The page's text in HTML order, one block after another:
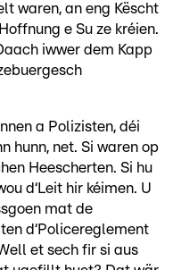
waren, an eng Këscht
e Su ze kréien.
iwwer dem Kapp
a Polizisten, déi
hunn, net. Si waren op
Heescherten. Si hu
d‘Leit hir kéimen. U
mat de
d‘Policereglement
et sech fir si aus